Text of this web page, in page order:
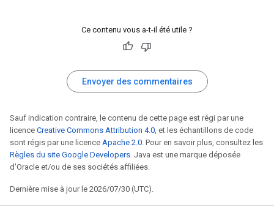
Ce contenu vous a-t-il été utile ?
Envoyer des commentaires
Sauf indication contraire, le contenu de cette page est régi par une
licence Creative Commons Attribution 4.0, et les échantillons de code
sont régis par une licence Apache 2.0. Pour en savoir plus, consultez les
Règles du site Google Developers. Java est une marque déposée
d'Oracle et/ou de ses sociétés affiliées.
Dernière mise à jour le 2026/07/30 (UTC).